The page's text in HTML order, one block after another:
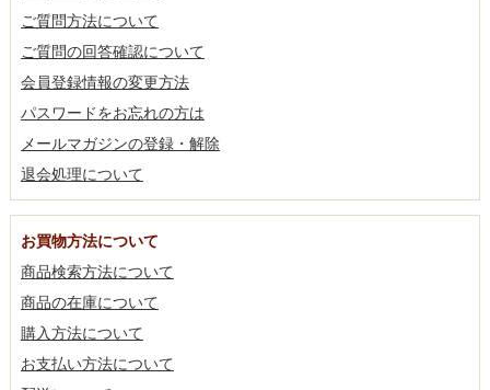
ご質問方法について
ご質問の回答確認について
会員登録情報の変更方法
パスワードをお忘れの方は
メールマガジンの登録・解除
退会処理について
お買物方法について
商品検索方法について
商品の在庫について
購入方法について
お支払い方法について